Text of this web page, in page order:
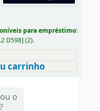
para empréstimo:
D598] (2).
carrinho
o